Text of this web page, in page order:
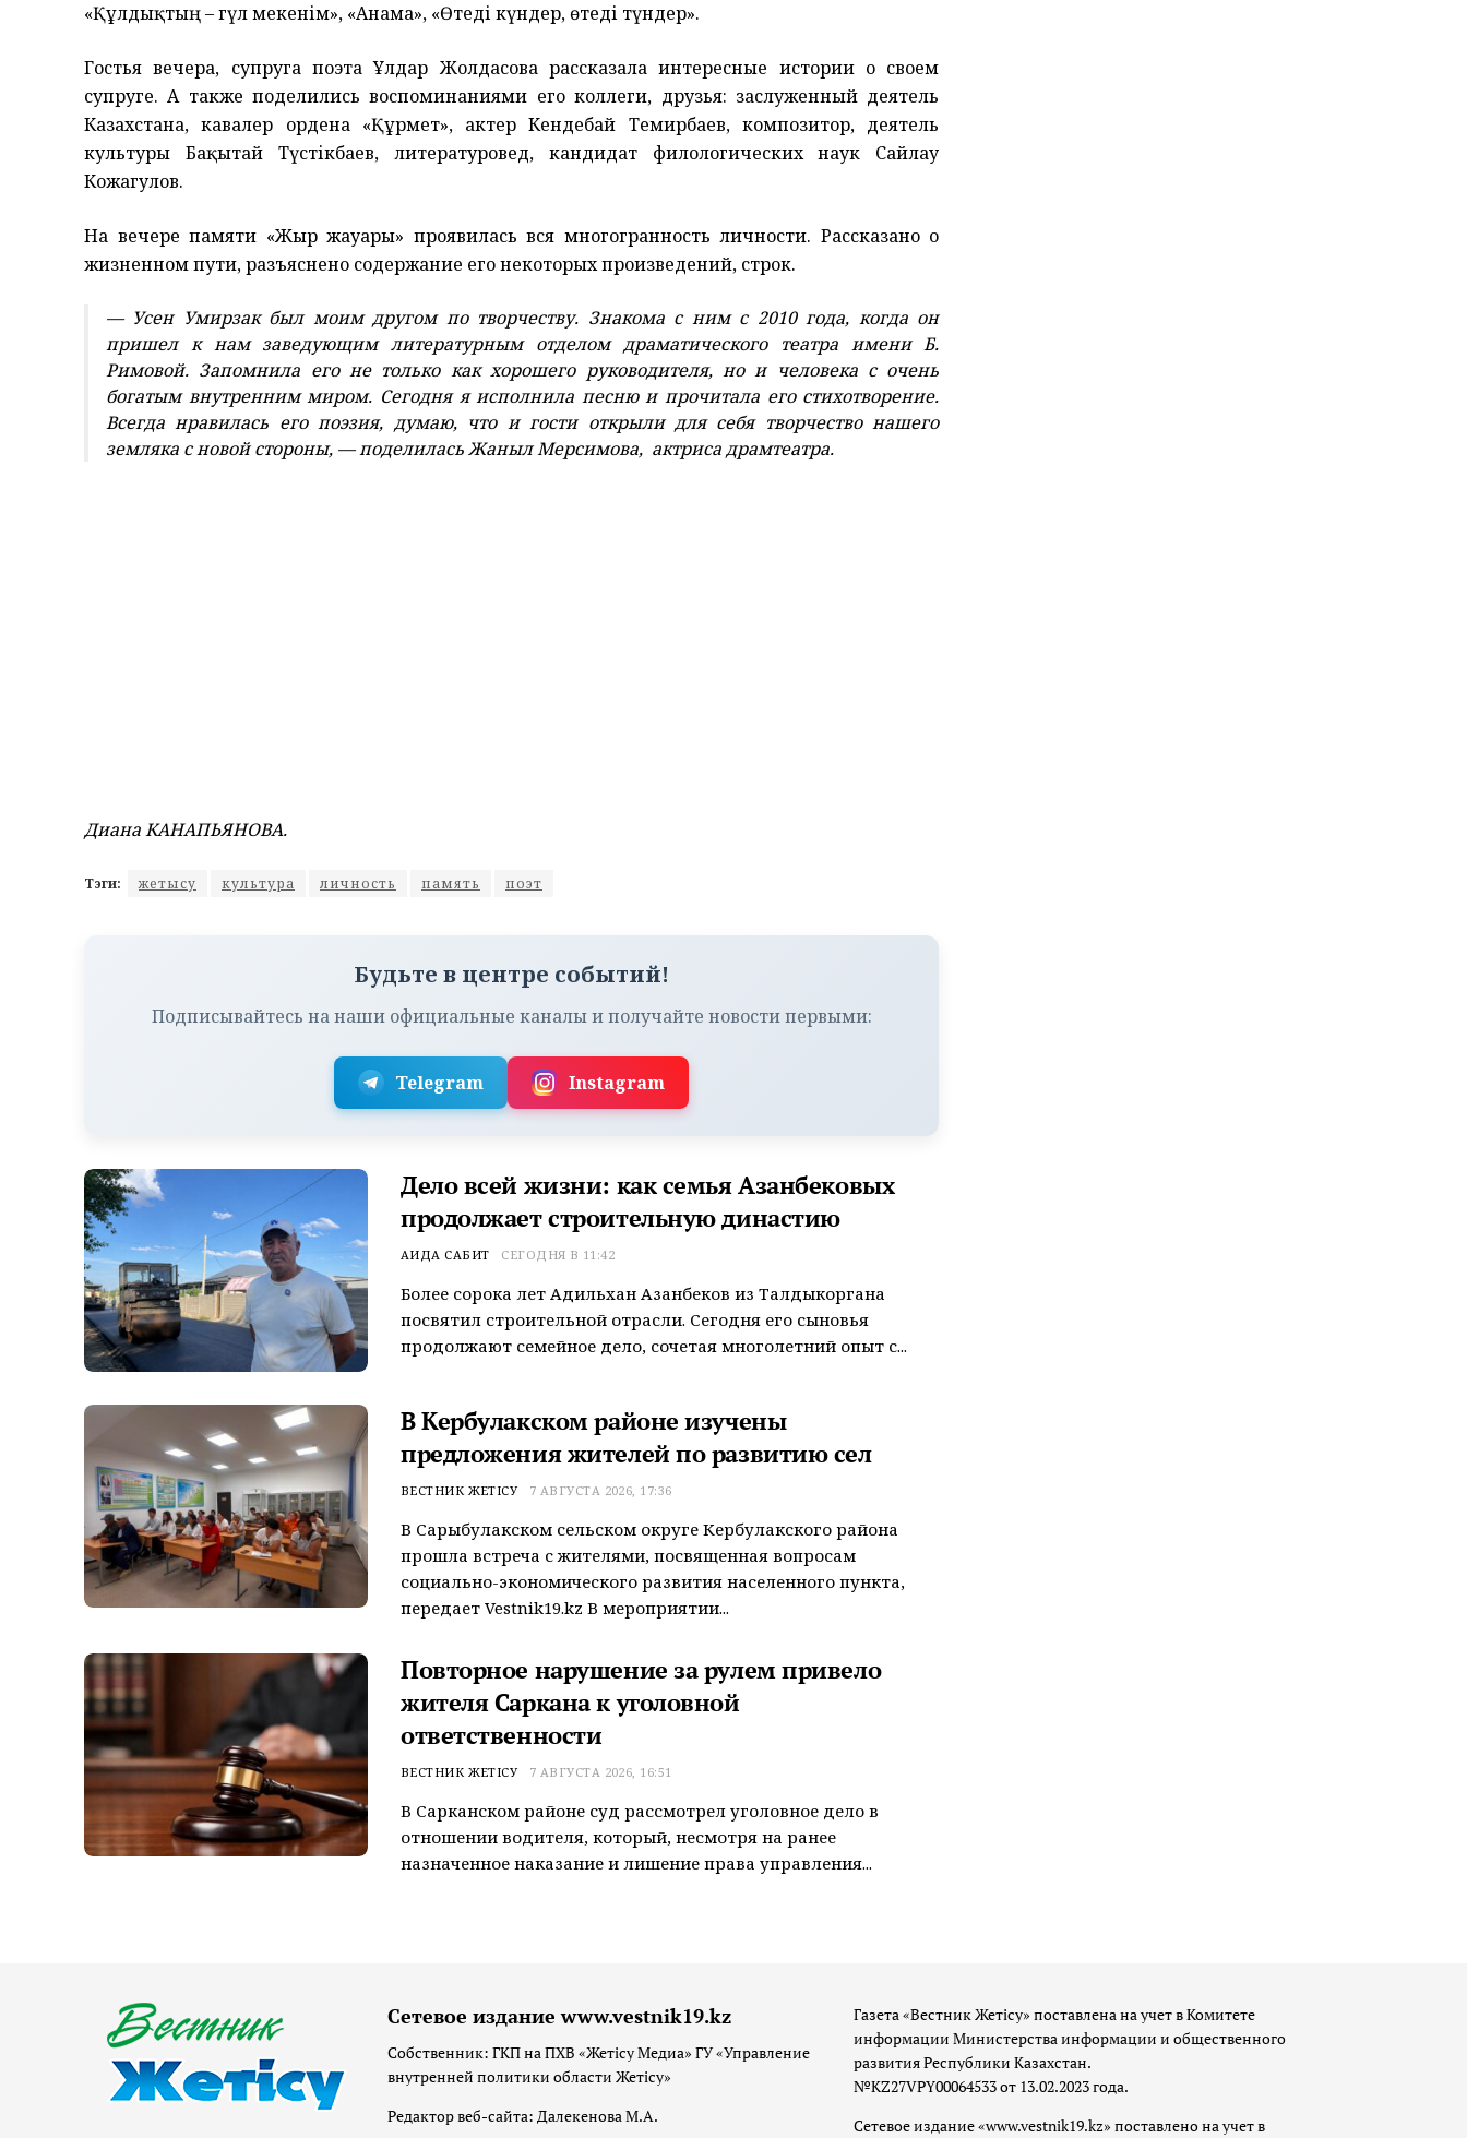
«Құлдықтың – гүл мекенім», «Анама», «Өтеді күндер, өтеді түндер».
Гостья вечера, супруга поэта Ұлдар Жолдасова рассказала интересные истории о своем
супруге. А также поделились воспоминаниями его коллеги, друзья: заслуженный деятель
Казахстана, кавалер ордена «Құрмет», актер Кендебай Темирбаев, композитор, деятель
культуры Бақытай Түстікбаев, литературовед, кандидат филологических наук Сайлау
Кожагулов.
На вечере памяти «Жыр жауһары» проявилась вся многогранность личности. Рассказано о
жизненном пути, разъяснено содержание его некоторых произведений, строк.
— Усен Умирзак был моим другом по творчеству. Знакома с ним с 2010 года, когда он
пришел к нам заведующим литературным отделом драматического театра имени Б.
Римовой. Запомнила его не только как хорошего руководителя, но и человека с очень
богатым внутренним миром. Сегодня я исполнила песню и прочитала его стихотворение.
Всегда нравилась его поэзия, думаю, что и гости открыли для себя творчество нашего
земляка с новой стороны, — поделилась Жаныл Мерсимова, актриса драмтеатра.
Диана КАНАПЬЯНОВА.
Тэги: жетысу культура личность память поэт
Будьте в центре событий!
Подписывайтесь на наши официальные каналы и получайте новости первыми:
Telegram Instagram
Дело всей жизни: как семья Азанбековых
продолжает строительную династию
АИДА САБИТ СЕГОДНЯ В 11:42
Более сорока лет Адильхан Азанбеков из Талдыкоргана
посвятил строительной отрасли. Сегодня его сыновья
продолжают семейное дело, сочетая многолетний опыт с...
В Кербулакском районе изучены
предложения жителей по развитию сел
ВЕСТНИК ЖЕТІСУ 7 АВГУСТА 2026, 17:36
В Сарыбулакском сельском округе Кербулакского района
прошла встреча с жителями, посвященная вопросам
социально-экономического развития населенного пункта,
передает Vestnik19.kz В мероприятии...
Повторное нарушение за рулем привело
жителя Саркана к уголовной
ответственности
ВЕСТНИК ЖЕТІСУ 7 АВГУСТА 2026, 16:51
В Сарканском районе суд рассмотрел уголовное дело в
отношении водителя, который, несмотря на ранее
назначенное наказание и лишение права управления...
Сетевое издание www.vestnik19.kz
Собственник: ГКП на ПХВ «Жетісу Медиа» ГУ «Управление
внутренней политики области Жетісу»
Редактор веб-сайта: Далекенова М.А.
Газета «Вестник Жетісу» поставлена на учет в Комитете
информации Министерства информации и общественного
развития Республики Казахстан.
№KZ27VPY00064533 от 13.02.2023 года.
Сетевое издание «www.vestnik19.kz» поставлено на учет в